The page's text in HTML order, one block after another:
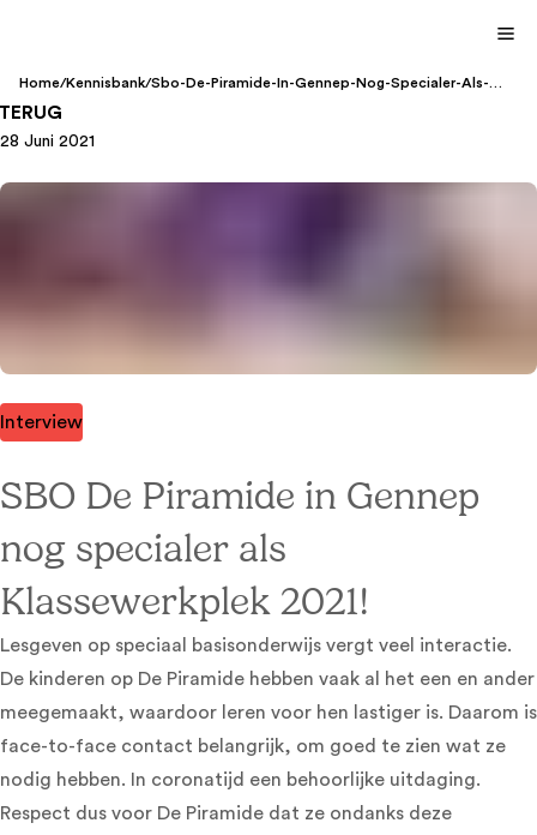
Home/Kennisbank/Sbo-De-Piramide-In-Gennep-Nog-Specialer-Als-
28 Juni 2021
Interview
SBO De Piramide in Gennep
nog specialer als
Klassewerkplek 2021!
Lesgeven op speciaal basisonderwijs vergt veel interactie.
De kinderen op De Piramide hebben vaak al het een en ander
meegemaakt, waardoor leren voor hen lastiger is. Daarom is
face-to-face contact belangrijk, om goed te zien wat ze
nodig hebben. In coronatijd een behoorlijke uitdaging.
Respect dus voor De Piramide dat ze ondanks deze